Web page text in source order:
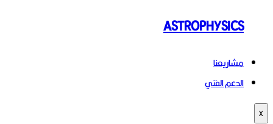
ASTROPHYSICS
مشاريعنا
الدعم الفني
X